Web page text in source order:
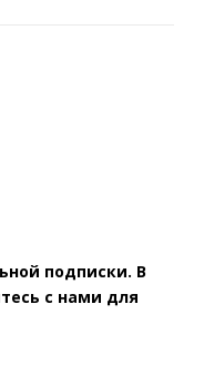
подписки. В
с нами для